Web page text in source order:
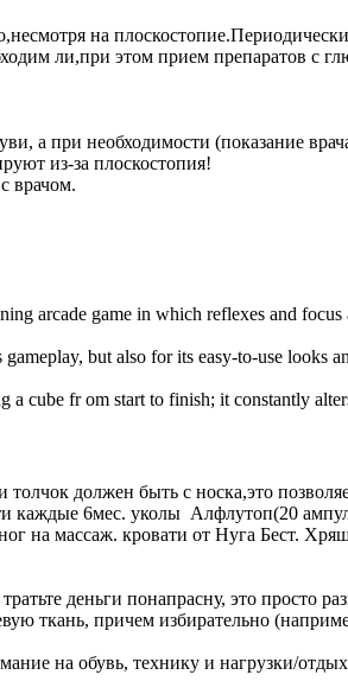
на
ли,при этом прием препаратов с
а при необходимости (показание
из-за плоскостопия!
врачом.
arcade game in which reflexes and
but also for its easy-to-use looks
a cube fr om start to finish; it constantly
должен быть с носка,это
каждые 6мес. уколы Алфлутоп(20
массаж. кровати от Нуга Бест.
деньги понапрасну, это просто
ткань, причем избирательно
на обувь, технику и нагрузки/